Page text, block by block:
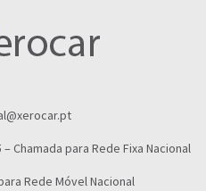
– Chamada para Rede Fixa Nacional
Rede Móvel Nacional